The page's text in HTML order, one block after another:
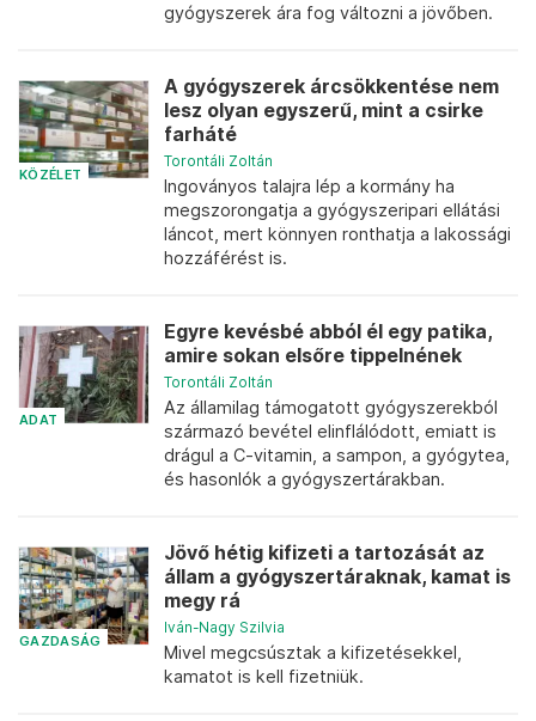
gyógyszerek ára fog változni a jövőben.
KÖZÉLET
A gyógyszerek árcsökkentése nem
lesz olyan egyszerű, mint a csirke
farháté
Torontáli Zoltán
Ingoványos talajra lép a kormány ha
megszorongatja a gyógyszeripari ellátási
láncot, mert könnyen ronthatja a lakossági
hozzáférést is.
ADAT
Egyre kevésbé abból él egy patika,
amire sokan elsőre tippelnének
Torontáli Zoltán
Az államilag támogatott gyógyszerekból
származó bevétel elinflálódott, emiatt is
drágul a C-vitamin, a sampon, a gyógytea,
és hasonlók a gyógyszertárakban.
GAZDASÁG
Jövő hétig kifizeti a tartozását az
állam a gyógyszertáraknak, kamat is
megy rá
Iván-Nagy Szilvia
Mivel megcsúsztak a kifizetésekkel,
kamatot is kell fizetniük.